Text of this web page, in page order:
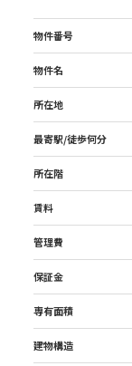
物件番号
物件名
所在地
最寄駅/徒歩何分
所在階
賃料
管理費
保証金
専有面積
建物構造